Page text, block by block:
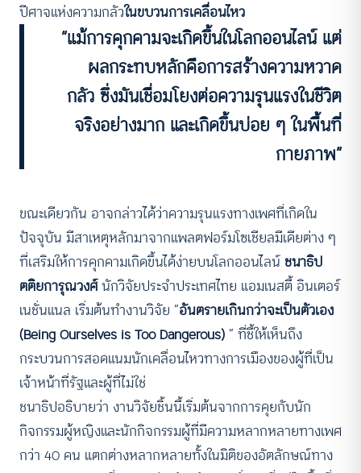
ปีศาจแห่งความกลัวในขบวนการเคลื่อนไหว
“แม้การคุกคามจะเกิดขึ้นในโลกออนไลน์ แต่
ผลกระทบหลักคือการสร้างความหวาด
กลัว ซึ่งมันเชื่อมโยงต่อความรุนแรงในชีวิต
จริงอย่างมาก และเกิดขึ้นบ่อย ๆ ในพื้นที่
กายภาพ”
ขณะเดียวกัน อาจกล่าวได้ว่าความรุนแรงทางเพศที่เกิดใน
ปัจจุบัน มีสาเหตุหลักมาจากแพลตฟอร์มโซเชียลมีเดียต่าง ๆ
ที่เสริมให้การคุกคามเกิดขึ้นได้ง่ายบนโลกออนไลน์ ชนาธิป
ตติยการุณวงศ์นักวิจัยประจำประเทศไทย แอมเนสตี้ อินเตอร์
เนชั่นแนล เริ่มต้นทำงานวิจัย “อันตรายเกินกว่าจะเป็นตัวเอง
(Being Ourselves is Too Dangerous) ” ที่ชี้ให้เห็นถึง
กระบวนการสอดแนมนักเคลื่อนไหวทางการเมืองของผู้ที่เป็น
เจ้าหน้าที่รัฐและผู้ที่ไม่ใช่
ชนาธิปอธิบายว่า งานวิจัยชิ้นนี้เริ่มต้นจากการคุยกับนัก
กิจกรรมผู้หญิงและนักกิจกรรมผู้ที่มีความหลากหลายทางเพศ
กว่า 40 คน แตกต่างหลากหลายทั้งในมิติของอัตลักษณ์ทาง